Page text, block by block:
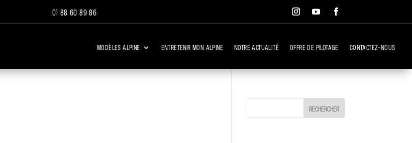
01 88 60 89 86
Modèles Alpine Entretenir mon Alpine Notre Actualité Offre de pilotage Contactez-nous
Rechercher